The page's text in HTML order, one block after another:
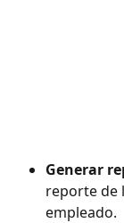
Generar
reporte de
empleado.